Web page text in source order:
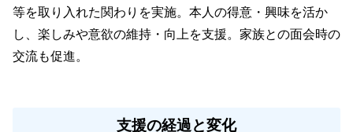
等を取り入れた関わりを実施。本人の得意・興味を活か
し、楽しみや意欲の維持・向上を支援。家族との面会時の
交流も促進。
支援の経過と変化